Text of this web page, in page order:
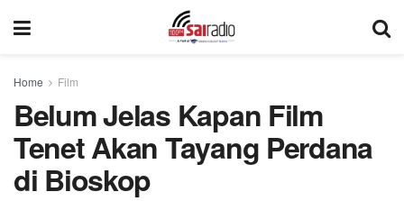
Home Film
Belum Jelas Kapan Film
Tenet Akan Tayang Perdana
di Bioskop